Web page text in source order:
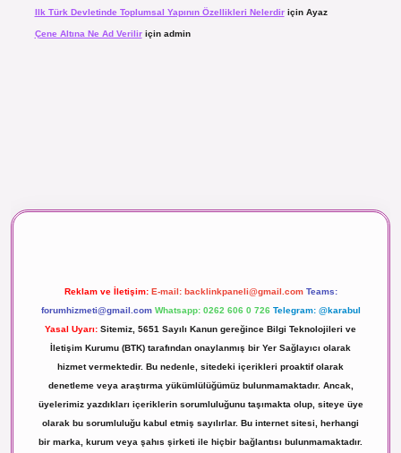
Ilk Türk Devletinde Toplumsal Yapının Özellikleri Nelerdiriçin Ayaz
Çene Altına Ne Ad Veriliriçin admin
Reklam ve İletişim: E-mail: backlinkpaneli@gmail.com Teams:
forumhizmeti@gmail.com Whatsapp: 0262 606 0 726 Telegram: @karabul
Yasal Uyarı: Sitemiz, 5651 Sayılı Kanun gereğince Bilgi Teknolojileri ve
İletişim Kurumu (BTK) tarafından onaylanmış bir Yer Sağlayıcı olarak
hizmet vermektedir. Bu nedenle, sitedeki içerikleri proaktif olarak
denetleme veya araştırma yükümlülüğümüz bulunmamaktadır. Ancak,
üyelerimiz yazdıkları içeriklerin sorumluluğunu taşımakta olup, siteye üye
olarak bu sorumluluğu kabul etmiş sayılırlar. Bu internet sitesi, herhangi
bir marka, kurum veya şahıs şirketi ile hiçbir bağlantısı bulunmamaktadır.